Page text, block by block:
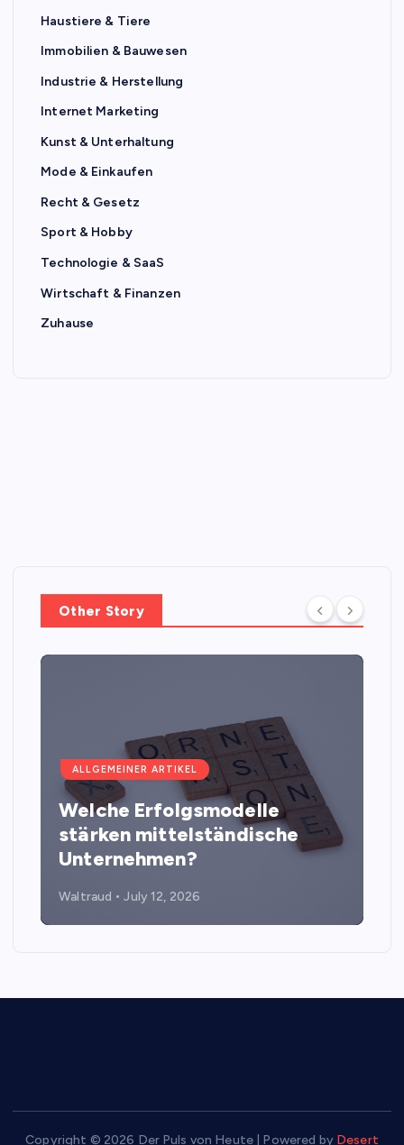
Haustiere & Tiere
Immobilien & Bauwesen
Industrie & Herstellung
Internet Marketing
Kunst & Unterhaltung
Mode & Einkaufen
Recht & Gesetz
Sport & Hobby
Technologie & SaaS
Wirtschaft & Finanzen
Zuhause
Other Story
ALLGEMEINER ARTIKEL
Welche Erfolgsmodelle
stärken mittelständische
Unternehmen?
Waltraud July 12, 2026
Copyright © 2026 Der Puls von Heute | Powered by Desert